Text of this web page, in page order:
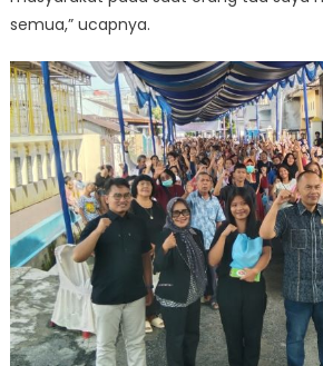
semua,” ucapnya.